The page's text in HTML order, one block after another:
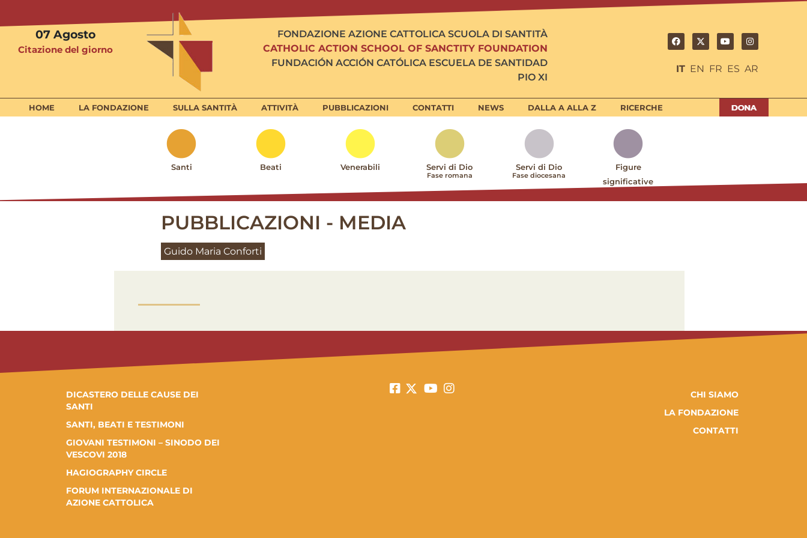
07 Agosto
Citazione del giorno
FONDAZIONE AZIONE CATTOLICA SCUOLA DI SANTITÀ
CATHOLIC ACTION SCHOOL OF SANCTITY FOUNDATION
FUNDACIÓN ACCIÓN CATÓLICA ESCUELA DE SANTIDAD
PIO XI
IT EN FR ES AR
HOME LA FONDAZIONE SULLA SANTITÀ ATTIVITÀ PUBBLICAZIONI CONTATTI NEWS DALLA A ALLA Z RICERCHE
Santi Beati Venerabili Servi di Dio
Fase romana
Servi di Dio
Fase diocesana
Figure
significative
PUBBLICAZIONI - MEDIA
Guido Maria Conforti
DICASTERO DELLE CAUSE DEI
SANTI
SANTI, BEATI E TESTIMONI
GIOVANI TESTIMONI – SINODO DEI
VESCOVI 2018
HAGIOGRAPHY CIRCLE
FORUM INTERNAZIONALE DI
AZIONE CATTOLICA
CHI SIAMO
LA FONDAZIONE
CONTATTI